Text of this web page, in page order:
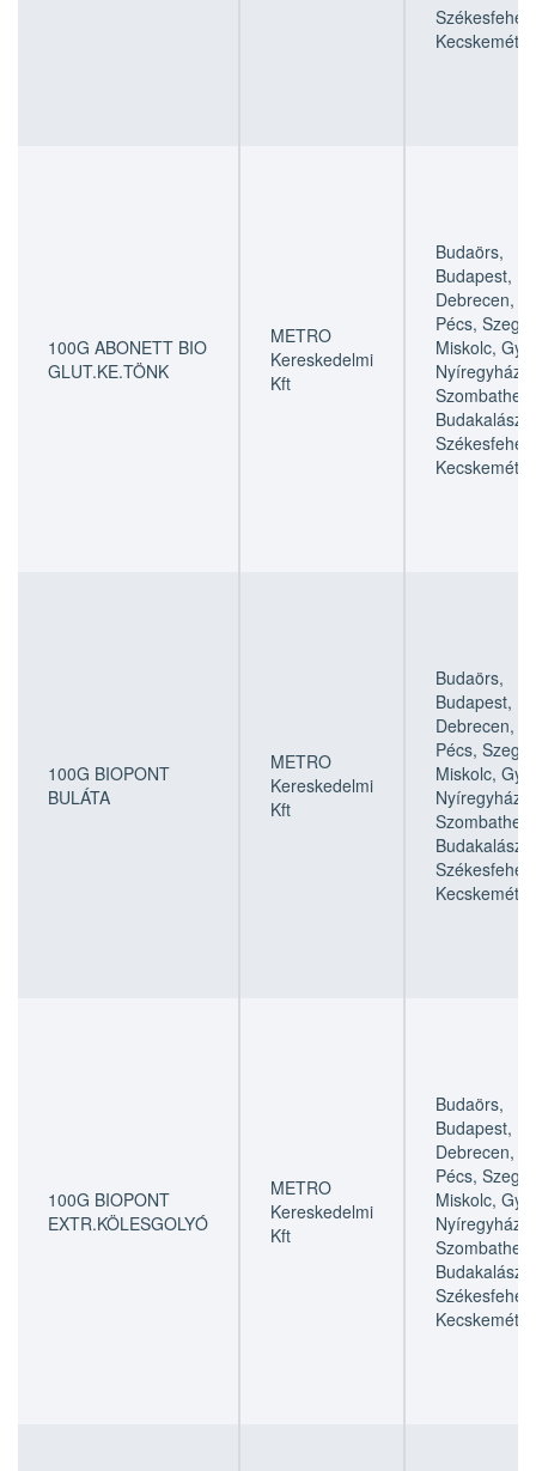
Kecskemét
100G ABONETT BIO
GLUT.KE.TÖNK
METRO
Kereskedelmi
Kft
Budaörs,
Budapest,
Debrecen,
Pécs,
Miskolc,
Nyíregyháza,
Szombathely,
Budakalász,
Kecskemét
100G BIOPONT
BULÁTA
METRO
Kereskedelmi
Kft
Budaörs,
Budapest,
Debrecen,
Pécs,
Miskolc,
Nyíregyháza,
Szombathely,
Budakalász,
Kecskemét
100G BIOPONT
EXTR.KÖLESGOLYÓ
METRO
Kereskedelmi
Kft
Budaörs,
Budapest,
Debrecen,
Pécs,
Miskolc,
Nyíregyháza,
Szombathely,
Budakalász,
Kecskemét